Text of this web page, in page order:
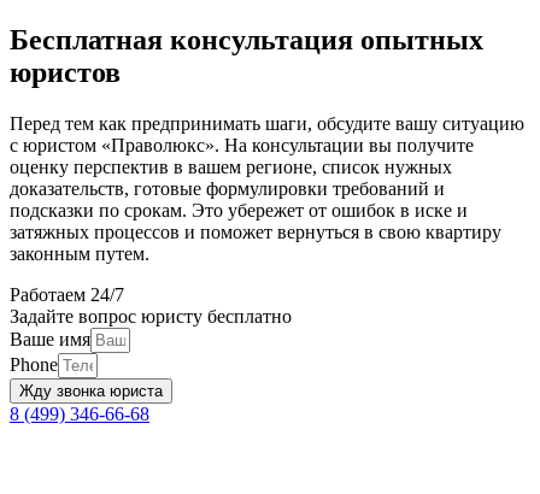
Бесплатная консультация опытных
юристов
Перед тем как предпринимать шаги, обсудите вашу ситуацию
с юристом «Праволюкс». На консультации вы получите
оценку перспектив в вашем регионе, список нужных
доказательств, готовые формулировки требований и
подсказки по срокам. Это убережет от ошибок в иске и
затяжных процессов и поможет вернуться в свою квартиру
законным путем.
Работаем 24/7
Задайте вопрос юристу бесплатно
Ваше имя
Phone
Жду звонка юриста
8 (499) 346-66-68